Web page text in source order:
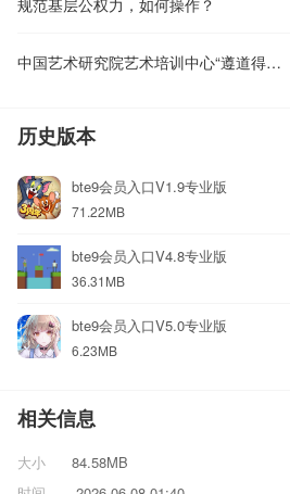
规范基层公权力，如何操作？
中国艺术研究院艺术培训中心“遵道得路—2023级结业典礼暨结业作品展”在京开幕
历史版本
bte9会员入口V1.9专业版
71.22MB
bte9会员入口V4.8专业版
36.31MB
bte9会员入口V5.0专业版
6.23MB
相关信息
大小
84.58MB